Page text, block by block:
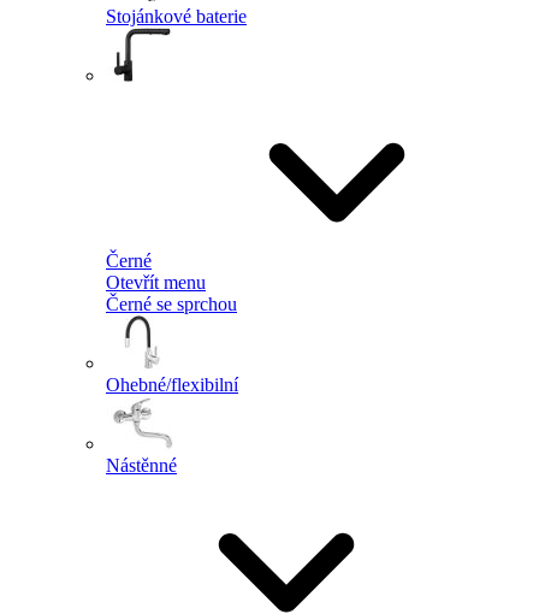
Stojánkové baterie
Černé
Otevřít menu
Černé se sprchou
Ohebné/flexibilní
Nástěnné